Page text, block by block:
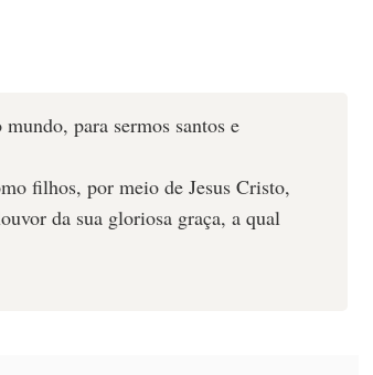
para sermos santos e
filhos, por meio de Jesus Cristo,
da sua gloriosa graça, a qual